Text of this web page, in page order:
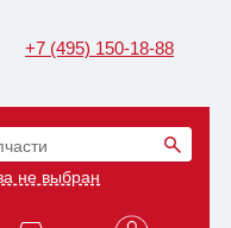
+7 (495) 150-18-88
не выбран